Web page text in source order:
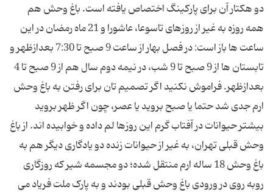
دو هکتار آن برای پارکینگ اختصاص یافته است. باغ وحش هم
همه روزه به غیر از روزهای تاسوعا، عاشورا و 21 ماه رمضان در این
ساعت ها باز است: در فصل بهار از ساعت 9 صبح تا 7:30 بعدازظهر و
تابستان ها از 9 صبح تا 9 شب، در نیمه دوم سال هم از 9 صبح تا 4
بعدازظهر. فراموش نکنید اگر تصمیم تان برای رفتن به باغ وحش
ارم جدی شد حتما یا صبح بروید یا عصر، چون اگر ظهر بروید
بیشتر حیوانات در آفتاب گرم این روزها لم داده و خوابیده اند. از باغ
وحش قبلی تهران، به غیر از حیوانات زنده دو یادگاری دیگر هم به
باغ وحش 18 ساله ارم منتقل شده؛ دو مجسمه شیر که روزگاری
روبه روی در ورودی باغ وحش قبلی بودند و به پارک ملت فریاد می